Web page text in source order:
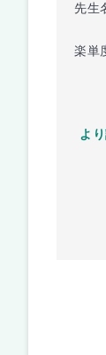
先生
楽単
よ